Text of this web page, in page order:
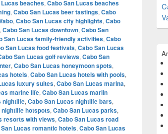
beaches, Cabo San Lucas beaches
, Cabo San Lucas beer tastings, Cabo
, Cabo San Lucas city highlights, Cabo
, Cabo San Lucas downtown, Cabo San
San Lucas family-friendly activities, Cabo
San Lucas food festivals, Cabo San Lucas
San Lucas golf reviews, Cabo San
, Cabo San Lucas honeymoon spots,
hotels, Cabo San Lucas hotels with pools,
luxury suites, Cabo San Lucas marina,
marine life, Cabo San Lucas marlin
nightlife, Cabo San Lucas nightlife bars,
nightlife hotspots, Cabo San Lucas parks,
resorts with views, Cabo San Lucas road
Lucas romantic hotels, Cabo San Lucas